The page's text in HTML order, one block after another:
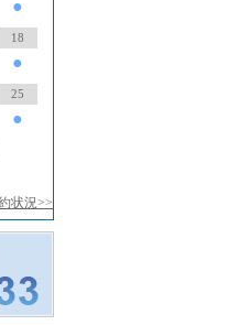
●
18
●
25
●
状況>>